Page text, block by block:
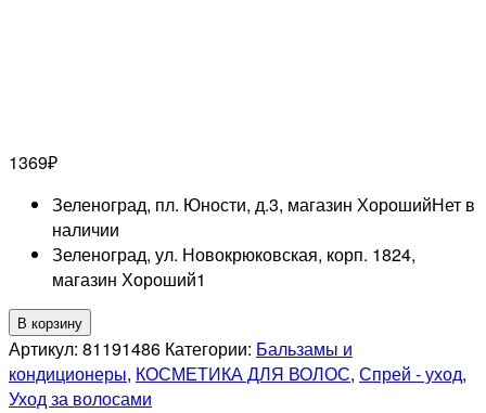
1369₽
Зеленоград, пл. Юности, д.3, магазин ХорошийНет в
наличии
Зеленоград, ул. Новокрюковская, корп. 1824,
магазин Хороший1
Количество
товара
LONDA
PROFESSIONAL
В корзину
Артикул: 81191486 Категории: Бальзамы и
кондиционеры, КОСМЕТИКА ДЛЯ ВОЛОС, Спрей - уход,
Уход за волосами